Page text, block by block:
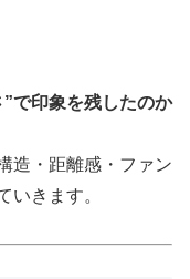
で印象を残したのか
造・距離感・ファン
いきます。